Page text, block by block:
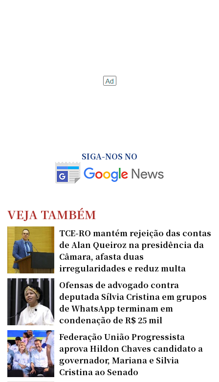
SIGA-NOS NO
VEJA TAMBÉM
TCE-RO mantém rejeição das contas
de Alan Queiroz na presidência da
Câmara, afasta duas
irregularidades e reduz multa
Ofensas de advogado contra
deputada Sílvia Cristina em grupos
de WhatsApp terminam em
condenação de R$ 25 mil
Federação União Progressista
aprova Hildon Chaves candidato a
governador, Mariana e Silvia
Cristina ao Senado